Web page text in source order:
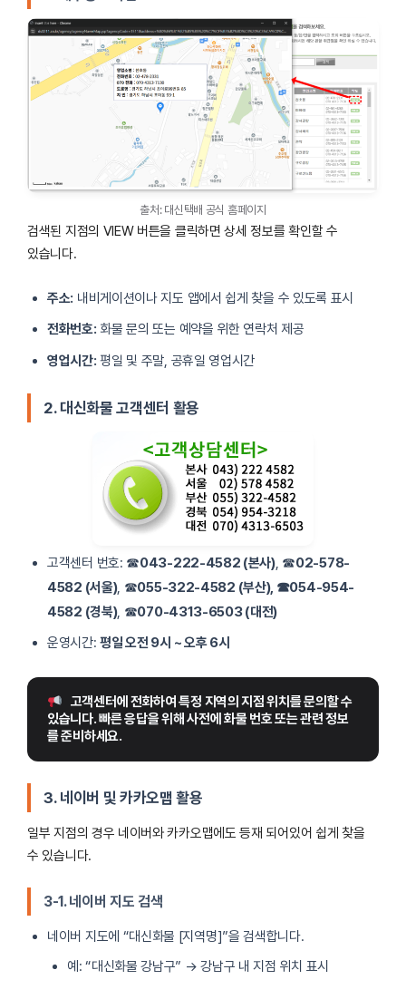
02-433-9966 / 070-4313-7124
길동 02-485-0982 / 070-4313-7132
02-2273-3211 / 070-4313-7109
중부시장 010-8634-4363 / 070-4313–
가락동시장 011-430-2027 / 070-4313–
오금동 02-406-8790 / 070-4313-7139
삼성동 02-518-5149 / 070-4313-7141
02-595-5853 / 070-4313-7147
02-585-4149 / 070-4313-7150
출처: 대신택배 공식 홈페이지
검색된 지점의 VIEW 버튼을 클릭하면 상세 정보를 확인할 수
있습니다.
주소: 내비게이션이나 지도 앱에서 쉽게 찾을 수 있도록 표시
전화번호: 화물 문의 또는 예약을 위한 연락처 제공
영업시간: 평일 및 주말, 공휴일 영업시간
2. 대신화물 고객센터 활용
고객센터 번호: ☎043-222-4582 (본사), ☎02-578-
4582 (서울), ☎055-322-4582 (부산), ☎054-954-
4582 (경북), ☎070-4313-6503 (대전)
운영시간:평일 오전 9시 ~ 오후 6시
고객센터에 전화하여 특정 지역의 지점 위치를 문의할 수
있습니다. 빠른 응답을 위해 사전에 화물 번호 또는 관련 정보
를 준비하세요.
3. 네이버 및 카카오맵 활용
일부 지점의 경우 네이버와 카카오맵에도 등재 되어있어 쉽게 찾을
수 있습니다.
3-1. 네이버 지도 검색
네이버 지도에 “대신화물 [지역명]”을 검색합니다.
예: “대신화물 강남구” → 강남구 내 지점 위치 표시